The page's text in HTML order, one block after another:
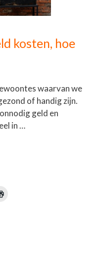
kosten, hoe
waarvan we
of handig zijn.
geld en
in …